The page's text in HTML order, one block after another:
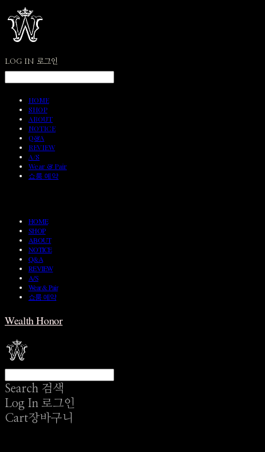
LOG IN 로그인
HOME
SHOP
ABOUT
NOTICE
Q&A
REVIEW
A/S
Wear & Pair
쇼룸 예약
HOME
SHOP
ABOUT
NOTICE
Q&A
REVIEW
A/S
Wear & Pair
쇼룸 예약
Wealth Honor
Search 검색
Log In 로그인
Cart장바구니